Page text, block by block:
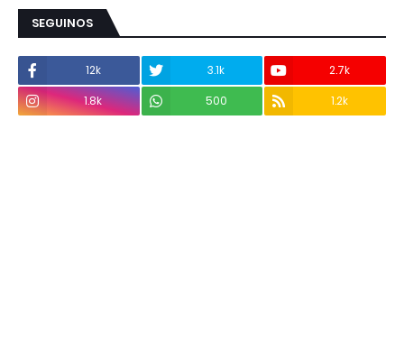
SEGUINOS
12k 3.1k
2.7k
1.8k
500 1.2k